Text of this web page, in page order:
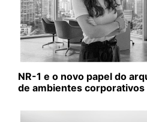
NR-1 e o novo papel do
de ambientes corporativos